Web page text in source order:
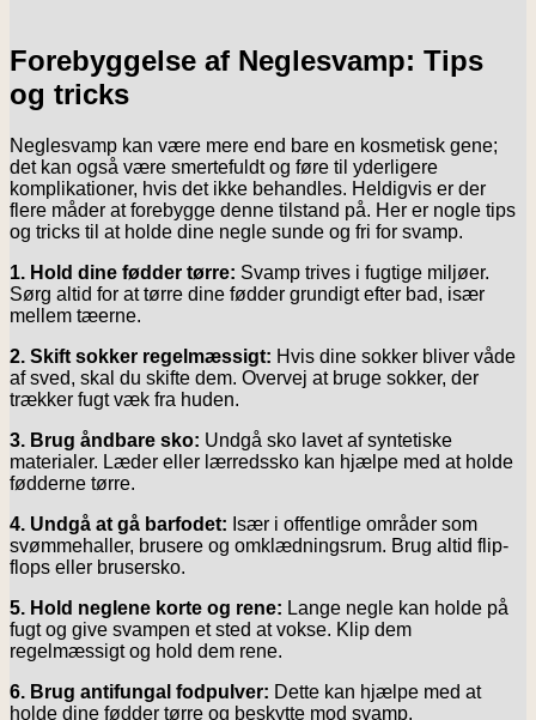
Forebyggelse af Neglesvamp: Tips
og tricks
Neglesvamp kan være mere end bare en kosmetisk gene;
det kan også være smertefuldt og føre til yderligere
komplikationer, hvis det ikke behandles. Heldigvis er der
flere måder at forebygge denne tilstand på. Her er nogle tips
og tricks til at holde dine negle sunde og fri for svamp.
1. Hold dine fødder tørre: Svamp trives i fugtige miljøer.
Sørg altid for at tørre dine fødder grundigt efter bad, især
mellem tæerne.
2. Skift sokker regelmæssigt: Hvis dine sokker bliver våde
af sved, skal du skifte dem. Overvej at bruge sokker, der
trækker fugt væk fra huden.
3. Brug åndbare sko: Undgå sko lavet af syntetiske
materialer. Læder eller lærredssko kan hjælpe med at holde
fødderne tørre.
4. Undgå at gå barfodet: Især i offentlige områder som
svømmehaller, brusere og omklædningsrum. Brug altid flip-
flops eller brusersko.
5. Hold neglene korte og rene: Lange negle kan holde på
fugt og give svampen et sted at vokse. Klip dem
regelmæssigt og hold dem rene.
6. Brug antifungal fodpulver: Dette kan hjælpe med at
holde dine fødder tørre og beskytte mod svamp.